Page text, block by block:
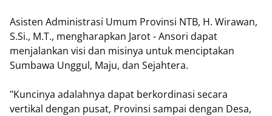
Asisten Administrasi Umum Provinsi NTB, H. Wirawan,
S.Si., M.T., mengharapkan Jarot - Ansori dapat
menjalankan visi dan misinya untuk menciptakan
Sumbawa Unggul, Maju, dan Sejahtera.
"Kuncinya adalahnya dapat berkordinasi secara
vertikal dengan pusat, Provinsi sampai dengan Desa,